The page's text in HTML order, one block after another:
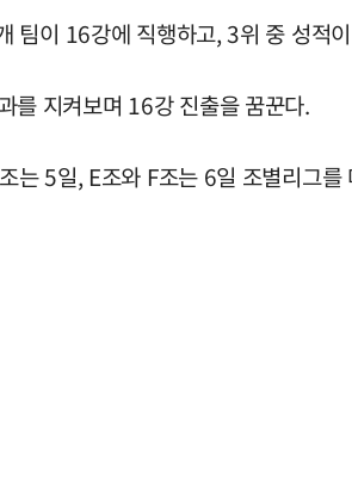
팀이 16강에 직행하고, 3위 중 성적
를 지켜보며 16강 진출을 꿈꾼다.
는 5일, E조와 F조는 6일 조별리그를